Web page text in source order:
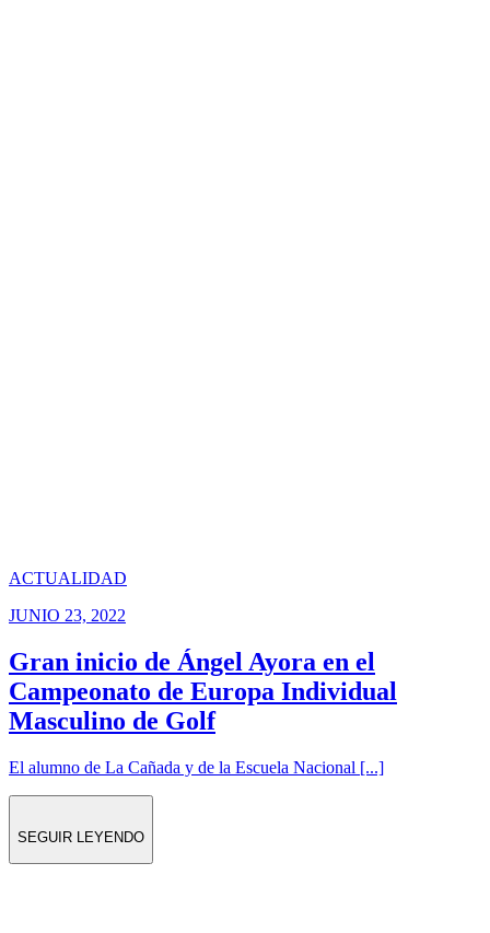
ACTUALIDAD
JUNIO 23, 2022
Gran inicio de Ángel Ayora en el
Campeonato de Europa Individual
Masculino de Golf
El alumno de La Cañada y de la Escuela Nacional [...]
SEGUIR LEYENDO